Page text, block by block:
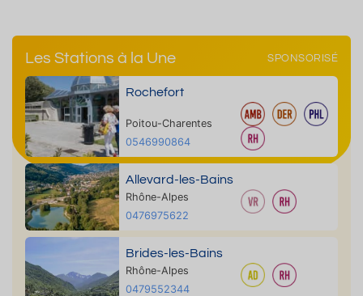
Les Stations à la Une SPONSORISÉ
Rochefort
Poitou-Charentes
0546990864
Allevard-les-Bains
Rhône-Alpes
0476975622
Brides-les-Bains
Rhône-Alpes
0479552344